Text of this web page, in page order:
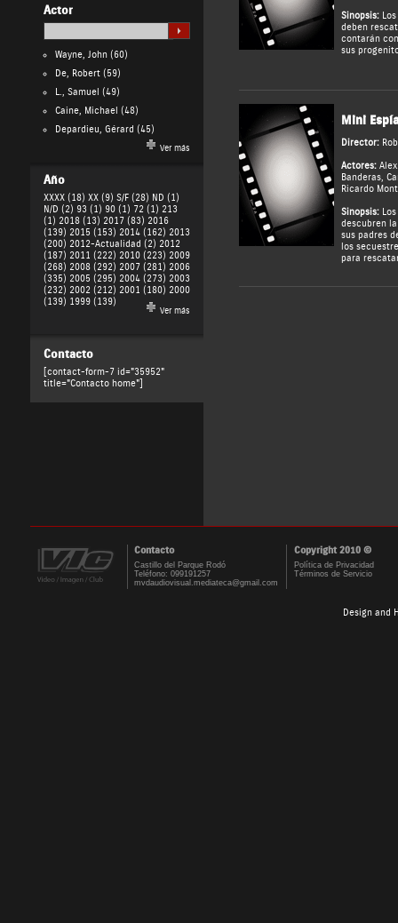
Actor
Wayne, John(60)
De, Robert(59)
L., Samuel (49)
Caine, Michael (48)
Depardieu, Gérard (45)
Ver más
Año
XXXX (18) XX (9) S/F (28) ND (1)
N/D (2) 93 (1) 90 (1) 72 (1) 213
(1) 2018 (13) 2017 (83) 2016
(139) 2015 (153) 2014 (162) 2013
(200) 2012-Actualidad (2) 2012
(187) 2011 (222) 2010 (223) 2009
(268) 2008 (292) 2007 (281) 2006
(335) 2005 (295) 2004 (273) 2003
(232) 2002 (212) 2001 (180) 2000
(139) 1999 (139)
Ver más
Contacto
[contact-form-7 id="35952"
title="Contacto home"]
Sinopsis:Los
deben
contarán
sus
Mini
Director:
Actores:
Banderas,
Ricardo
Sinopsis:Los
descubren
sus padres
los
para
Contacto Copyright 2010 ©
Castillo del Parque Rodó
Teléfono: 099191257
mvdaudiovisual.mediateca@gmail.com
Política de Privacidad
Términos de Servicio
Design and